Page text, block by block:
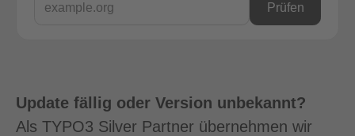
Prüfen
Update fällig oder Version unbekannt?
Als TYPO3 Silver Partner übernehmen wir